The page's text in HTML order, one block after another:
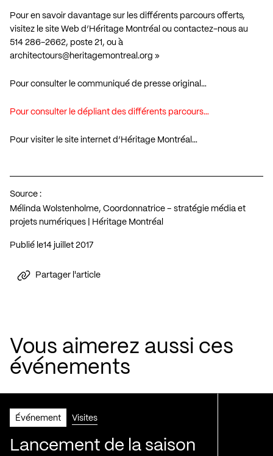
Pour en savoir davantage sur les différents parcours offerts,
visitez le site Web d’Héritage Montréal ou contactez-nous au
514 286-2662, poste 21, ou à
architectours@heritagemontreal.org »
Pour consulter le communiqué de presse original…
Pour consulter le dépliant des différents parcours…
Pour visiter le site internet d’Héritage Montréal…
Source :
Mélinda Wolstenholme, Coordonnatrice – stratégie média et
projets numériques | Héritage Montréal
Publié le 14 juillet 2017
Partager l'article
Vous aimerez aussi ces
événements
Événement Visites
Lancement de la saison